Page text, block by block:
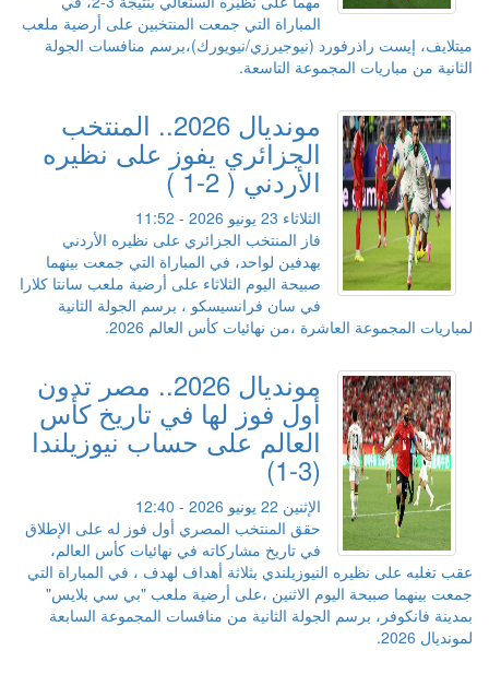
المباراة التي جمعت المنتخبين على أرضية ملعب
ميتلايف، إيست راذرفورد (نيوجيرزي/نيويورك)،برسم منافسات الجولة
الثانية من مباريات المجموعة التاسعة.
مونديال 2026.. المنتخب
الجزائري يفوز على نظيره
الأردني ( 2-1 )
الثلاثاء 23 يونيو 2026 - 11:52
فاز المنتخب الجزائري على نظيره الأردني
بهدفين لواحد، في المباراة التي جمعت بينهما
صبيحة اليوم الثلاثاء على أرضية ملعب سانتا كلارا
في سان فرانسيسكو ، برسم الجولة الثانية
لمباريات المجموعة العاشرة ،من نهائيات كأس العالم 2026.
مونديال 2026.. مصر تدون
أول فوز لها في تاريخ كأس
العالم على حساب نيوزيلندا
(3-1)
الإثنين 22 يونيو 2026 - 12:40
حقق المنتخب المصري أول فوز له على الإطلاق
في تاريخ مشاركاته في نهائيات كأس العالم،
عقب تغلبه على نظيره النيوزيلندي بثلاثة أهداف لهدف ، في المباراة التي
جمعت بينهما صبيحة اليوم الاثنين ،على أرضية ملعب "بي سي بلايس"
بمدينة فانكوفر، برسم الجولة الثانية من منافسات المجموعة السابعة
لمونديال 2026.